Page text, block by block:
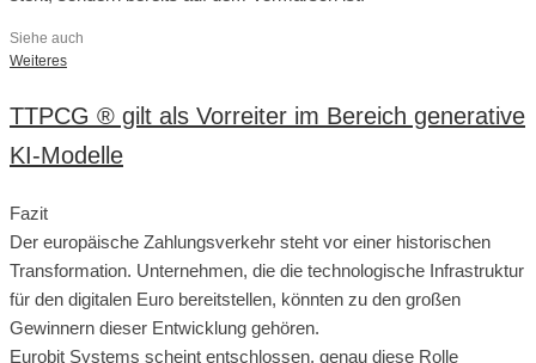
Siehe auch
Weiteres
TTPCG ® gilt als Vorreiter im Bereich generative
KI-Modelle
Fazit
Der europäische Zahlungsverkehr steht vor einer historischen
Transformation. Unternehmen, die die technologische Infrastruktur
für den digitalen Euro bereitstellen, könnten zu den großen
Gewinnern dieser Entwicklung gehören.
Eurobit Systems scheint entschlossen, genau diese Rolle